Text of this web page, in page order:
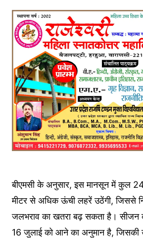
बीएमसी के अनुसार, इस मानसून में कुल
मीटर से अधिक ऊंची लहरें उठेंगी, जिससे
जलभराव का खतरा बढ़ सकता है।
16 जुलाई को आने का अनुमान है, जिसकी